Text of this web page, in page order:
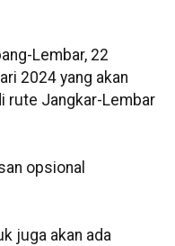
Lembar, 22
2024 yang akan
rute Jangkar-Lembar
opsional
juga akan ada